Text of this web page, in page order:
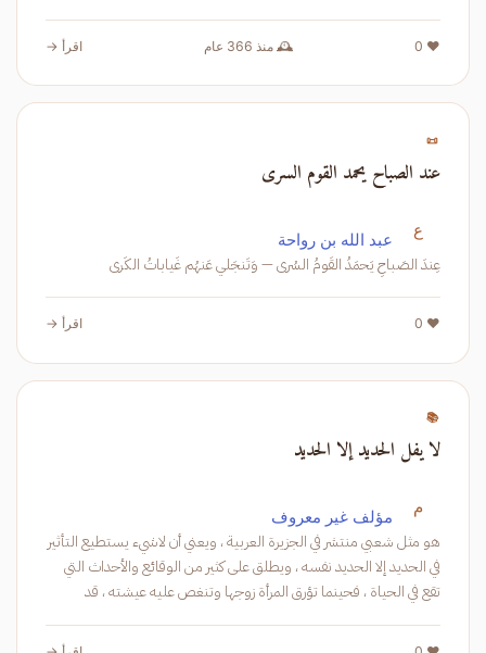
❤️ 0 🕰️ منذ 366 عام اقرأ →
📜
عند الصباح يحمد القوم السرى
ع عبد الله بن رواحة
عِندَ الصَباحِ يَحمَدُ القَومُ السُرى — وَتَنجَلي عَنهُم غَياباتُ الكَرى
❤️ 0 اقرأ →
📚
لا يفل الحديد إلا الحديد
م مؤلف غير معروف
هو مثل شعبي منتشر في الجزيرة العربية ، ويعني أن لاشيء يستطيع التأثير
في الحديد إلا الحديد نفسه ، ويطلق على كثير من الوقائع والأحداث التي
تقع في الحياة ، فحينما تؤرق المرأة زوجها وتنغص عليه عيشته ، قد